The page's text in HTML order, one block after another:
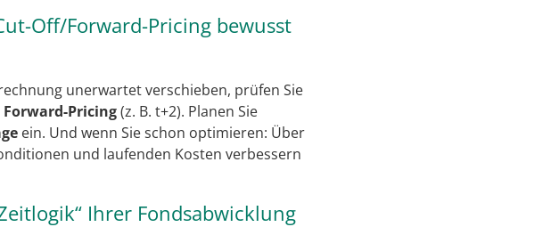
Off/Forward-Pricing bewusst
unerwartet verschieben, prüfen Sie
Forward-Pricing(z. B. t+2). Planen Sie
ein. Und wenn Sie schon optimieren: Über
und laufenden Kosten verbessern
Ihrer Fondsabwicklung